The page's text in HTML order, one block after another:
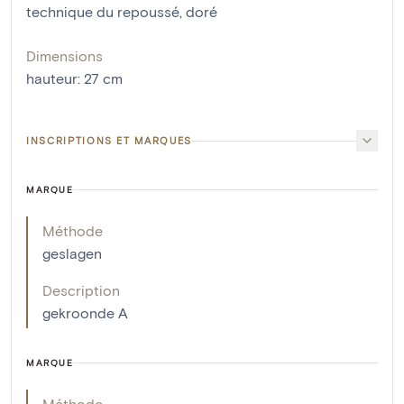
technique du repoussé, doré
Dimensions
hauteur: 27 cm
INSCRIPTIONS ET MARQUES
MARQUE
Méthode
geslagen
Description
gekroonde A
MARQUE